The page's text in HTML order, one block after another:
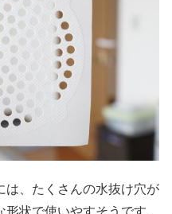
は、たくさんの水抜け穴が